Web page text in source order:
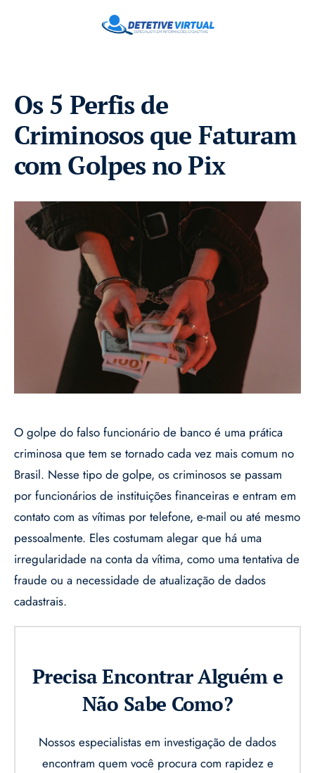
Os 5 Perfis de
Criminosos que Faturam
com Golpes no Pix
O golpe do falso funcionário de banco é uma prática
criminosa que tem se tornado cada vez mais comum no
Brasil. Nesse tipo de golpe, os criminosos se passam
por funcionários de instituições financeiras e entram em
contato com as vítimas por telefone, e-mail ou até mesmo
pessoalmente. Eles costumam alegar que há uma
irregularidade na conta da vítima, como uma tentativa de
fraude ou a necessidade de atualização de dados
cadastrais.
Precisa Encontrar Alguém e
Não Sabe Como?
Nossos especialistas em investigação de dados
encontram quem você procura com rapidez e